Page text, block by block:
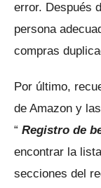
error. Después
persona
compras
Por último,
de Amazon y
“ Registro de
encontrar la
secciones del